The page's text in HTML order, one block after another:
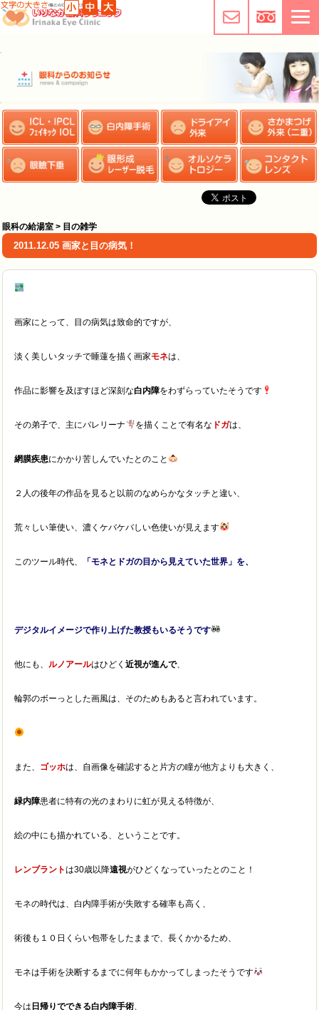
眼科の給湯室 > 目の雑学
2011.12.05 画家と目の病気！
画家にとって、目の病気は致命的ですが、
淡く美しいタッチで睡蓮を描く画家モネは、
作品に影響を及ぼすほど深刻な白内障をわずらっていたそうです
その弟子で、主にバレリーナ を描くことで有名な ドガは、
網膜疾患にかかり苦しんでいたとのこと
２人の後年の作品を見ると以前のなめらかなタッチと違い、
荒々しい筆使い、濃くケバケバしい色使いが見えます
このツール時代、 「モネとドガの目から見えていた世界」を、
デジタルイメージで作り上げた教授もいるそうです
他にも、 ルノアールはひどく 近視が進んで、
輪郭のボーっとした画風は、そのためもあると言われています。
また、 ゴッホは、自画像を確認すると片方の瞳が他方よりも大きく、
緑内障患者に特有の光のまわりに虹が見える特徴が、
絵の中にも描かれている、ということです。
レンブラントは30歳以降遠視がひどくなっていったとのこと！
モネの時代は、白内障手術が失敗する確率も高く、
術後も１０日くらい包帯をしたままで、長くかかるため、
モネは手術を決断するまでに何年もかかってしまったそうです
今は 日帰りでできる白内障手術